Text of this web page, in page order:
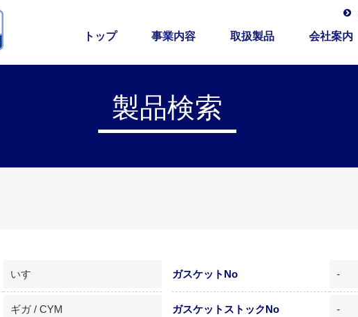
トップ 事業内容 取扱製品 会社案内
製品検索
いすゞ
ギガ / CYM
ガスケットNo -
ガスケットストックNo -